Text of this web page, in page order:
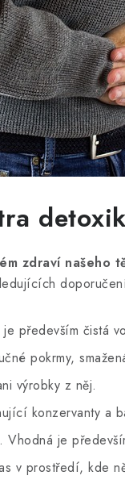
zdraví našeho
především čistá
pokrmy,
výrobky z něj.
konzervanty a
Vhodná je
v prostředí, kde